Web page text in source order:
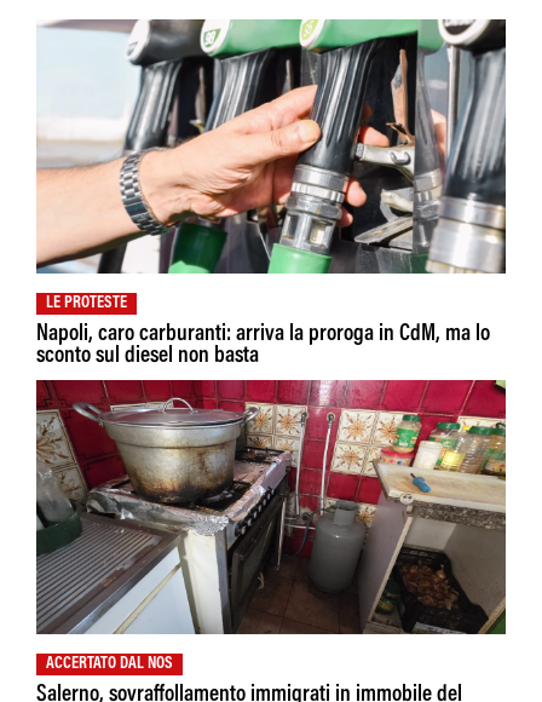
LE PROTESTE
Napoli, caro carburanti: arriva la proroga in CdM, ma lo
sconto sul diesel non basta
ACCERTATO DAL NOS
Salerno, sovraffollamento immigrati in immobile del